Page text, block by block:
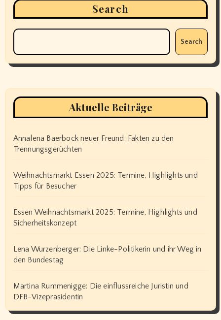
Search
Search
Aktuelle Beiträge
Annalena Baerbock neuer Freund: Fakten zu den
Trennungsgerüchten
Weihnachtsmarkt Essen 2025: Termine, Highlights und
Tipps für Besucher
Essen Weihnachtsmarkt 2025: Termine, Highlights und
Sicherheitskonzept
Lena Wurzenberger: Die Linke-Politikerin und ihr Weg in
den Bundestag
Martina Rummenigge: Die einflussreiche Juristin und
DFB-Vizepräsidentin